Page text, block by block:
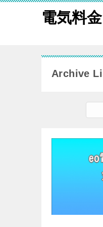
電気料
Archive